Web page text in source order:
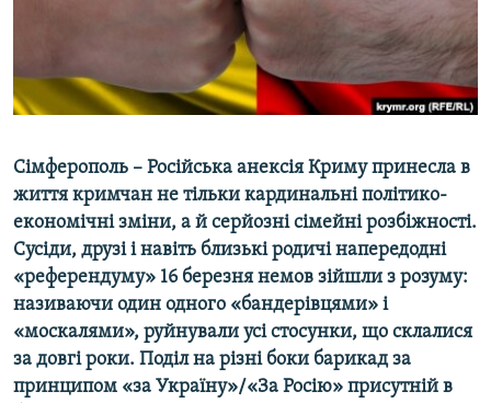
УКРАЇНСЬКА ПРОБЛЕМА КРИМУ
Qırımtatar
Усі сайти RFE/RL
Сімферополь – Російська анексія Криму принесла в
життя кримчан не тільки кардинальні політико-
економічні зміни, а й серйозні сімейні розбіжності.
Сусіди, друзі і навіть близькі родичі напередодні
«референдуму» 16 березня немов зійшли з розуму:
називаючи один одного «бандерівцями» і
«москалями», руйнували усі стосунки, що склалися
за довгі роки. Поділ на різні боки барикад за
принципом «за Україну»/«За Росію» присутній в